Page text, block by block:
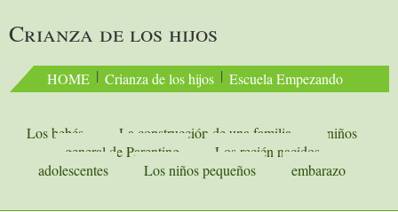
Crianza de los hijos
HOME | Crianza de los hijos | Escuela Empezando
Los bebés La construcción de una familia
niños
general de Parenting
Los recién nacidos
adolescentes
Los niños pequeños embarazo